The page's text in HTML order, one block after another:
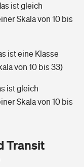
im Alter?
ist gleich
Skala von 10 bis
ist eine Klasse
von 10 bis 33)
ist gleich
Skala von 10 bis
Transit